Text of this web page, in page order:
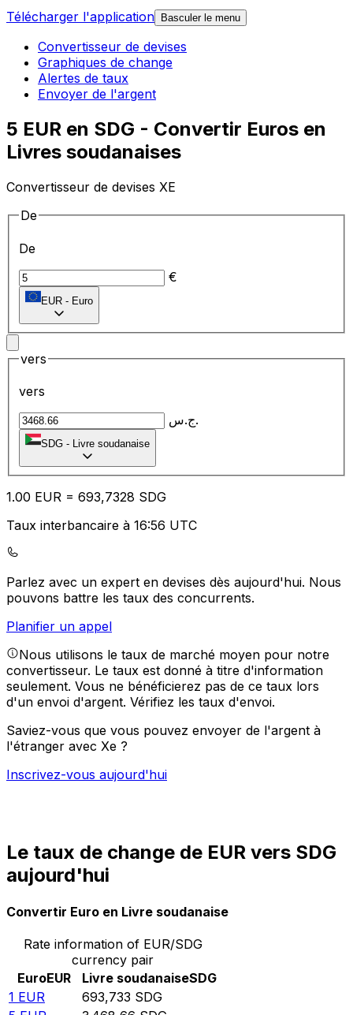
Télécharger l'application
Basculer le menu
Convertisseur de devises
Graphiques de change
Alertes de taux
Envoyer de l'argent
5 EUR en SDG - Convertir Euros en
Livres soudanaises
Convertisseur de devises XE
De
De
€
EUR - Euro
vers
vers
ج.س.
SDG - Livre soudanaise
1.00 EUR = 693,7328 SDG
Taux interbancaire à 16:56 UTC
Parlez avec un expert en devises dès aujourd'hui. Nous
pouvons battre les taux des concurrents.
Planifier un appel
Nous utilisons le taux de marché moyen pour notre
convertisseur. Le taux est donné à titre d'information
seulement. Vous ne bénéficierez pas de ce taux lors
d'un envoi d'argent. Vérifiez les taux d'envoi.
Saviez-vous que vous pouvez envoyer de l'argent à
l'étranger avec Xe ?
Inscrivez-vous aujourd'hui
Le taux de change de EUR vers SDG
aujourd'hui
Convertir Euro en Livre soudanaise
Rate information of EUR/SDG
currency pair
EuroEUR Livre soudanaiseSDG
1 EUR 693,733 SDG